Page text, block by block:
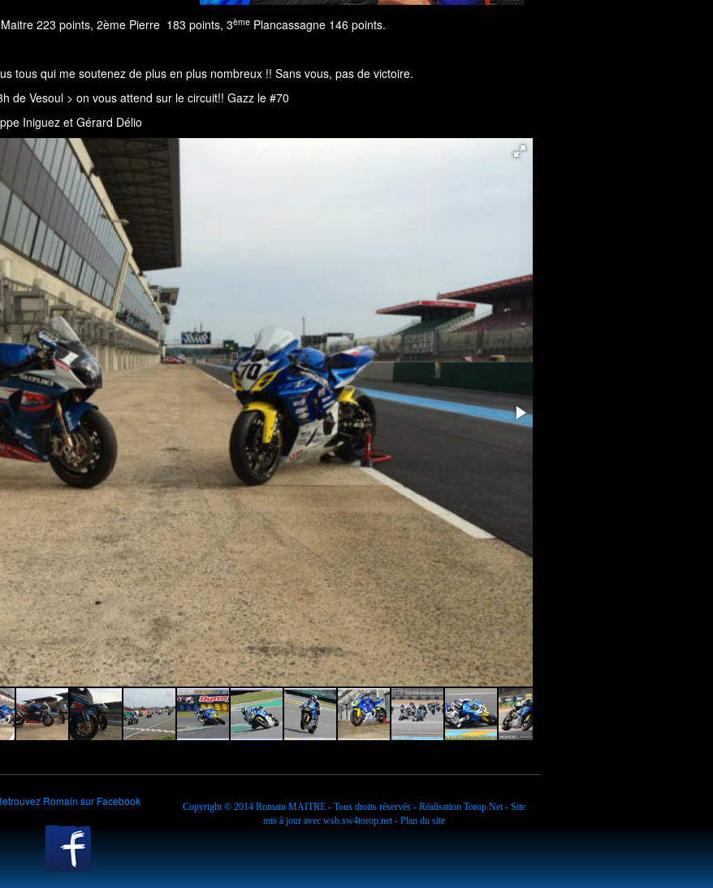
223 points, 2ème Pierre 183 points, 3ème Plancassagne 146 points.
tous qui me soutenez de plus en plus nombreux !! Sans vous, pas de victoire.
de Vesoul > on vous attend sur le circuit!! Gazz le #70
Iniguez et Gérard Délio
Romain sur Facebook Copyright © 2014 Romain MAITRE - Tous droits réservés - Réalisation Torop.Net - Site
mis à jour avec wsb.sw4torop.net - Plan du site